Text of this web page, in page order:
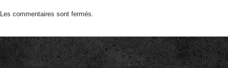
Les commentaires sont fermés.